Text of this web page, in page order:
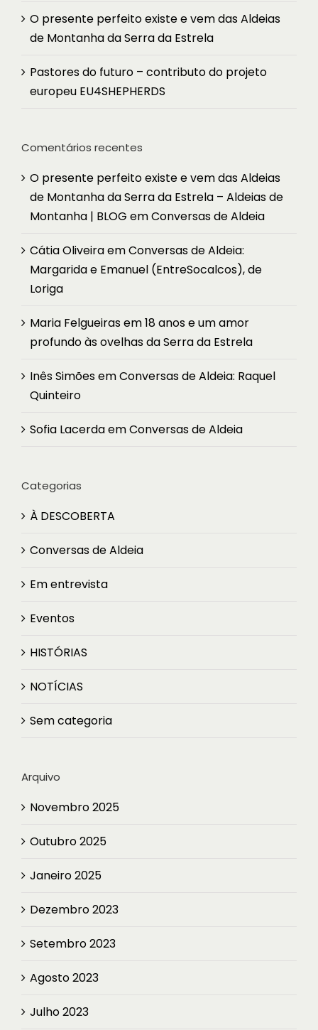
O presente perfeito existe e vem das Aldeias
de Montanha da Serra da Estrela
Pastores do futuro – contributo do projeto
europeu EU4SHEPHERDS
Comentários recentes
O presente perfeito existe e vem das Aldeias
de Montanha da Serra da Estrela – Aldeias de
Montanha | BLOG emConversas de Aldeia
Cátia OliveiraemConversas de Aldeia:
Margarida e Emanuel (EntreSocalcos), de
Loriga
Maria Felgueirasem18 anos e um amor
profundo às ovelhas da Serra da Estrela
Inês SimõesemConversas de Aldeia: Raquel
Quinteiro
Sofia LacerdaemConversas de Aldeia
Categorias
À DESCOBERTA
Conversas de Aldeia
Em entrevista
Eventos
HISTÓRIAS
NOTÍCIAS
Sem categoria
Arquivo
Novembro 2025
Outubro 2025
Janeiro 2025
Dezembro 2023
Setembro 2023
Agosto 2023
Julho 2023